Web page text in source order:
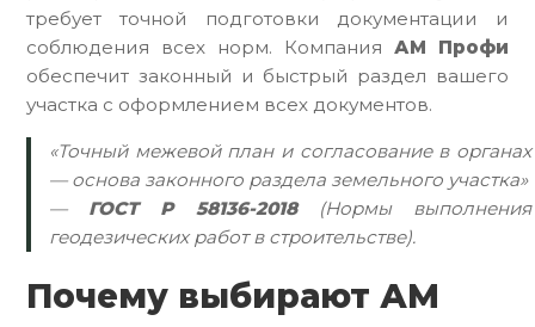
требует точной подготовки документации и
соблюдения всех норм. Компания АМ Профи
обеспечит законный и быстрый раздел вашего
участка с оформлением всех документов.
«Точный межевой план и согласование в органах
— основа законного раздела земельного участка»
— ГОСТ Р 58136-2018(Нормы выполнения
геодезических работ в строительстве).
Почему выбирают АМ